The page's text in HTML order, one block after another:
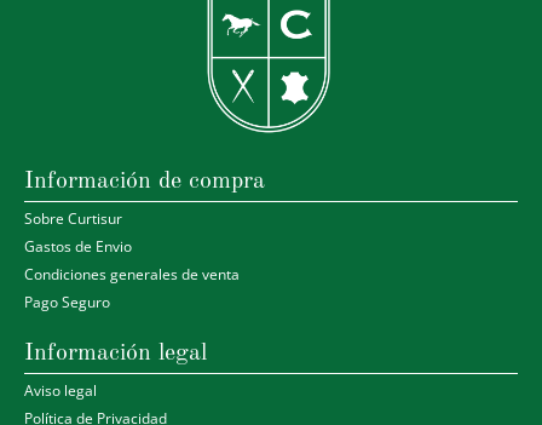
Información de compra
Sobre Curtisur
Gastos de Envio
Condiciones generales de venta
Pago Seguro
Información legal
Aviso legal
Política de Privacidad